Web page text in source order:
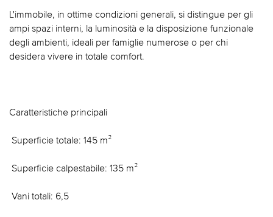
L'immobile, in ottime condizioni generali, si distingue per gli
ampi spazi interni, la luminosità e la disposizione funzionale
degli ambienti, ideali per famiglie numerose o per chi
desidera vivere in totale comfort.
Caratteristiche principali
 Superficie totale: 145 m²
 Superficie calpestabile: 135 m²
 Vani totali: 6,5